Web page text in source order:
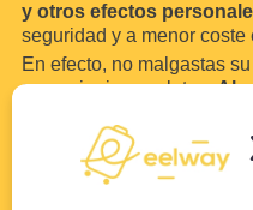
y otros efectos
seguridad y a menor
En efecto, no malgastas
su equipaje y maletas.
Eelway, confíe su
Libere su equipaje para